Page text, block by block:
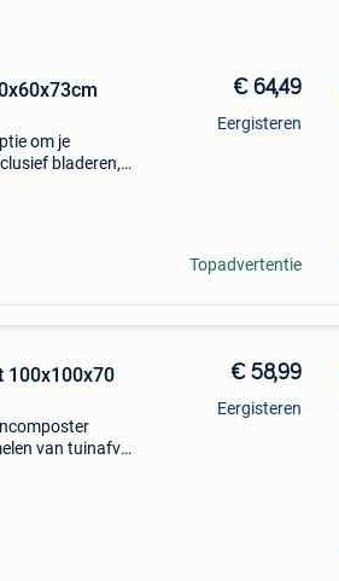
om je
bladeren,
€ 64,49
Eergisteren
Topadvertentie
100x100x70
van tuinafval,
€ 58,99
Eergisteren